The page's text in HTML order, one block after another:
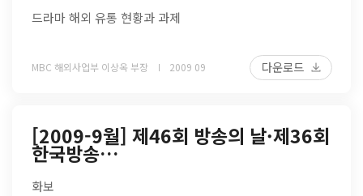
드라마 해외 유통 현황과 과제
MBC 해외사업부 이상옥 부장 2009 09 다운로드
[2009-9월] 제46회 방송의 날·제36회
한국방송…
화보